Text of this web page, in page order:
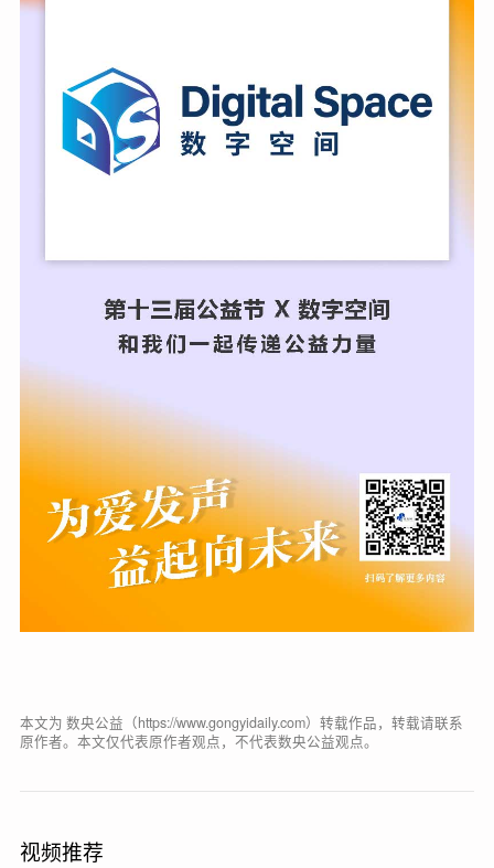
本文为 数央公益（https://www.gongyidaily.com）转载作品，转载请联系
原作者。本文仅代表原作者观点，不代表数央公益观点。
视频推荐